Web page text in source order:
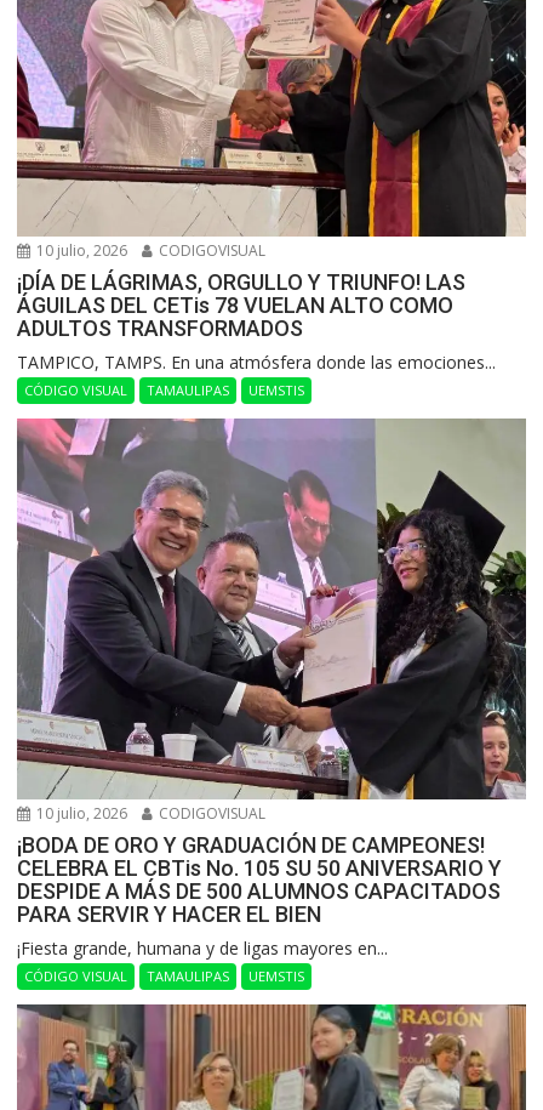
10 julio, 2026 CODIGOVISUAL
¡DÍA DE LÁGRIMAS, ORGULLO Y TRIUNFO! LAS
ÁGUILAS DEL CETis 78 VUELAN ALTO COMO
ADULTOS TRANSFORMADOS
​TAMPICO, TAMPS. En una atmósfera donde las emociones...
CÓDIGO VISUAL TAMAULIPAS UEMSTIS
10 julio, 2026 CODIGOVISUAL
¡BODA DE ORO Y GRADUACIÓN DE CAMPEONES!
CELEBRA EL CBTis No. 105 SU 50 ANIVERSARIO Y
DESPIDE A MÁS DE 500 ALUMNOS CAPACITADOS
PARA SERVIR Y HACER EL BIEN
​¡Fiesta grande, humana y de ligas mayores en...
CÓDIGO VISUAL TAMAULIPAS UEMSTIS